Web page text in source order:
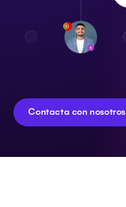
Contacta con nosotros